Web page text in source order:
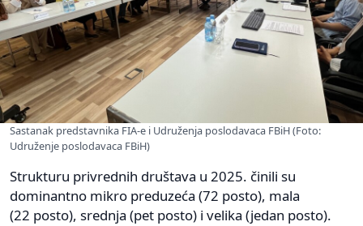
Sastanak predstavnika FIA-e i Udruženja poslodavaca FBiH (Foto:
Udruženje poslodavaca FBiH)
Strukturu privrednih društava u 2025. činili su
dominantno mikro preduzeća (72 posto), mala
(22 posto), srednja (pet posto) i velika (jedan posto).